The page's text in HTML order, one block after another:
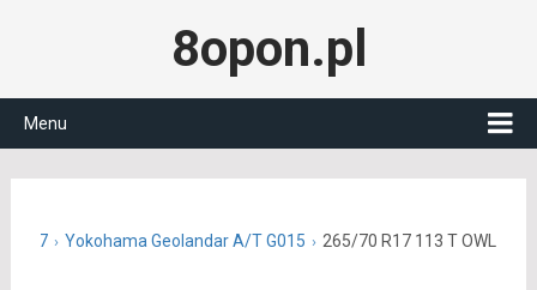
8opon.pl
Menu
R17 Yokohama Geolandar A/T G015 265/70 R17 113 T OWL